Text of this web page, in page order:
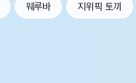
웨루바 지위픽 토끼